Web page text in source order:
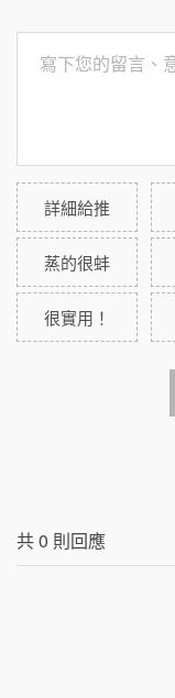
詳細給推
蒸的很蚌
很實用！
共0 則回應